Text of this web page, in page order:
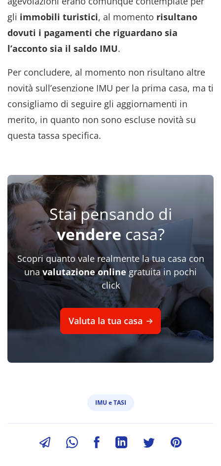
gli immobili turistici, al momento risultano
dovuti i pagamenti che riguardano sia
l’acconto sia il saldo IMU.
Per concludere, al momento non risultano altre
novità sull’esenzione IMU per la prima casa, ma ti
consigliamo di seguire gli aggiornamenti in
merito, in quanto non sono escluse novità su
questa tassa specifica.
Stai pensando di
vendere casa?
Scopri quanto vale realmente la tua casa con
una valutazione onlinegratuita in pochi
click
Valuta la tua casa
IMU e TASI